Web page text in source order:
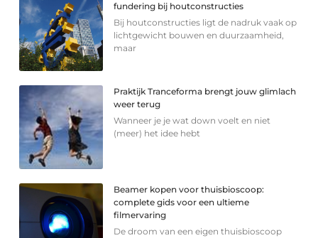
fundering bij houtconstructies
Bij houtconstructies ligt de nadruk vaak op
lichtgewicht bouwen en duurzaamheid,
maar
Praktijk Tranceforma brengt jouw glimlach
weer terug
Wanneer je je wat down voelt en niet
(meer) het idee hebt
Beamer kopen voor thuisbioscoop:
complete gids voor een ultieme
filmervaring
De droom van een eigen thuisbioscoop